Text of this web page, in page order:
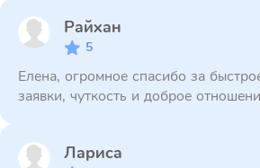
Райхан
5
Елена, огромное спасибо за
заявки, чуткость и доброе
Лариса